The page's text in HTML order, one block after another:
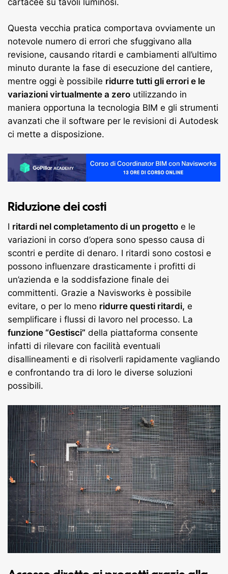
cartacee su tavoli luminosi.
Questa vecchia pratica comportava ovviamente un
notevole numero di errori che sfuggivano alla
revisione, causando ritardi e cambiamenti all’ultimo
minuto durante la fase di esecuzione del cantiere,
mentre oggi è possibile ridurre tutti gli errori e le
variazioni virtualmente a zero utilizzando in
maniera opportuna la tecnologia BIM e gli strumenti
avanzati che il software per le revisioni di Autodesk
ci mette a disposizione.
Riduzione dei costi
I ritardi nel completamento di un progetto e le
variazioni in corso d’opera sono spesso causa di
scontri e perdite di denaro. I ritardi sono costosi e
possono influenzare drasticamente i profitti di
un’azienda e la soddisfazione finale dei
committenti. Grazie a Navisworks è possibile
evitare, o per lo meno ridurre questi ritardi, e
semplificare i flussi di lavoro nel processo. La
funzione “Gestisci” della piattaforma consente
infatti di rilevare con facilità eventuali
disallineamenti e di risolverli rapidamente vagliando
e confrontando tra di loro le diverse soluzioni
possibili.